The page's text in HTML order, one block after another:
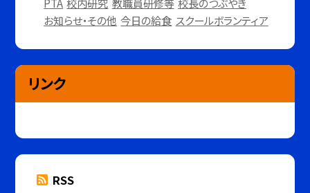
お知らせ・その他 今日の給食 スクールボランティア
リンク
RSS